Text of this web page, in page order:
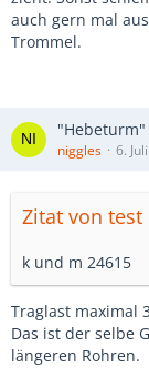
auch gern mal
Trommel.
"Hebeturm"
niggles 6.
Zitat von test
k und m 24615
Traglast maximal
Das ist der selbe
längeren Rohren.